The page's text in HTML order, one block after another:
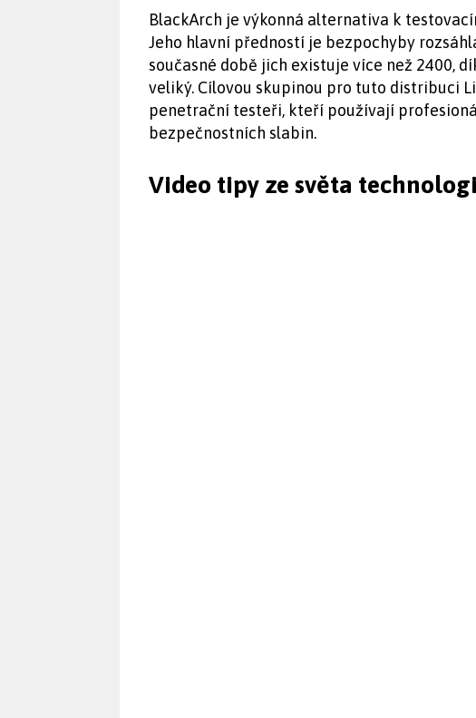
BlackArch je výkonná alternativa k
Jeho hlavní předností je bezpochyby
současné době jich existuje více než 2400,
veliký. Cílovou skupinou pro tuto distribuci
penetrační testeři, kteří používají
bezpečnostních slabin.
Video tipy ze světa